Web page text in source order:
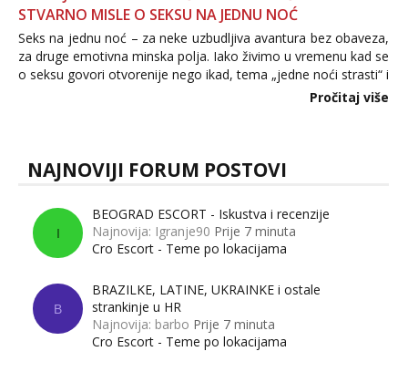
STVARNO MISLE O SEKSU NA JEDNU NOĆ
Seks na jednu noć – za neke uzbudljiva avantura bez obaveza,
za druge emotivna minska polja. Iako živimo u vremenu kad se
o seksu govori otvorenije nego ikad, tema „jedne noći strasti“ i
dalje izaziva burne rasprave. Što zapravo misle žene, a što
Pročitaj više
NAJNOVIJI FORUM POSTOVI
I
BEOGRAD ESCORT - Iskustva i recenzije
Najnovija: Igranje90 Prije 7 minuta
Cro Escort - Teme po lokacijama
B
BRAZILKE, LATINE, UKRAINKE i ostale
strankinje u HR
Najnovija: barbo Prije 7 minuta
Cro Escort - Teme po lokacijama